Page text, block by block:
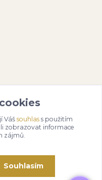
Váš souhlass použitím
zobrazovat informace
zájmů.
Souhlasím